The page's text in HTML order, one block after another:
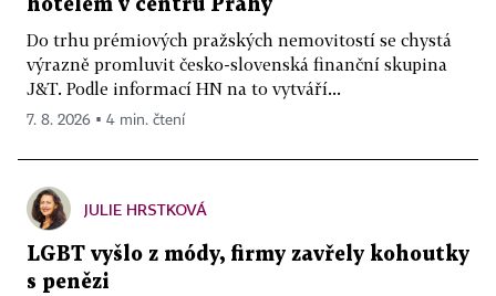
hotelem v centru Prahy
Do trhu prémiových pražských nemovitostí se chystá
výrazně promluvit česko-slovenská finanční skupina
J&T. Podle informací HN na to vytváří...
7. 8. 2026 ▪ 4 min. čtení
JULIE HRSTKOVÁ
LGBT vyšlo z módy, firmy zavřely kohoutky
s penězi